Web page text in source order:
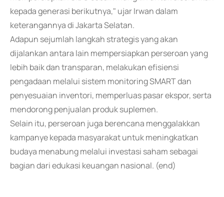
kepada generasi berikutnya," ujar Irwan dalam
keterangannya di Jakarta Selatan.
Adapun sejumlah langkah strategis yang akan
dijalankan antara lain mempersiapkan perseroan yang
lebih baik dan transparan, melakukan efisiensi
pengadaan melalui sistem monitoring SMART dan
penyesuaian inventori, memperluas pasar ekspor, serta
mendorong penjualan produk suplemen.
Selain itu, perseroan juga berencana menggalakkan
kampanye kepada masyarakat untuk meningkatkan
budaya menabung melalui investasi saham sebagai
bagian dari edukasi keuangan nasional. (end)